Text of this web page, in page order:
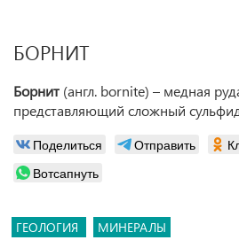
БОРНИТ
Борнит (англ. bornite) – медная
представляющий сложный
Поделиться Отправить
Вотсапнуть
ГЕОЛОГИЯ МИНЕРАЛЫ